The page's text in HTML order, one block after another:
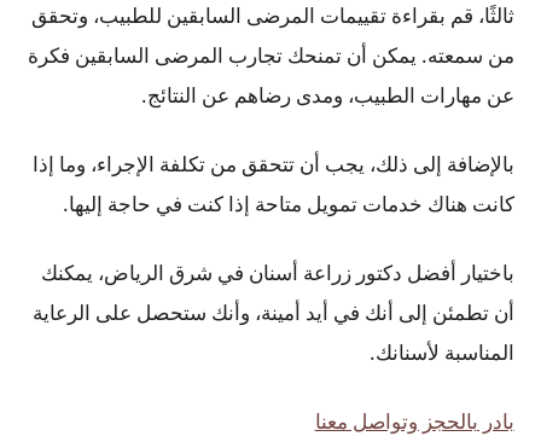
ثالثًا، قم بقراءة تقييمات المرضى السابقين للطبيب، وتحقق
من سمعته. يمكن أن تمنحك تجارب المرضى السابقين فكرة
عن مهارات الطبيب، ومدى رضاهم عن النتائج.
بالإضافة إلى ذلك، يجب أن تتحقق من تكلفة الإجراء، وما إذا
كانت هناك خدمات تمويل متاحة إذا كنت في حاجة إليها.
باختيار أفضل دكتور زراعة أسنان في شرق الرياض، يمكنك
أن تطمئن إلى أنك في أيد أمينة، وأنك ستحصل على الرعاية
المناسبة لأسنانك.
بادر بالحجز وتواصل معنا